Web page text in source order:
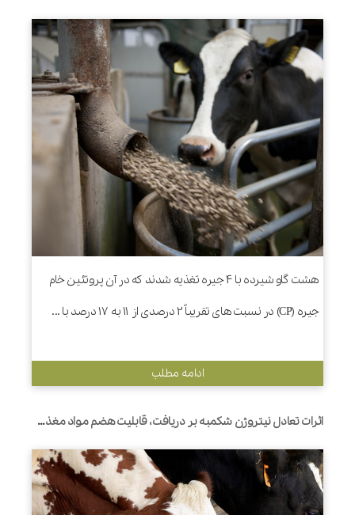
هشت گاو شیرده با 4 جیره تغذیه شدند که در آن پروتئین خام
جیره (CP) در نسبت های تقریباً 2 درصدی از 11 به 17 درصد با ...
ادامه مطلب
اثرات تعادل نیتروژن شکمبه بر دریافت، قابلیت هضم مواد مغذی، فعالیت جویدن، و تولید و ترکیب شیر در گاوهای شیری با منابع پروتئینی جیره متفاوت است.